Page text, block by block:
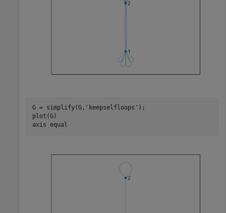
G = simplify(G, 'keepselfloops' );
plot(G)
axis equal